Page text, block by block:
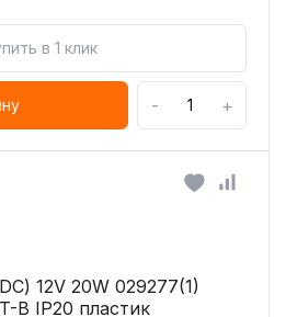
в 1 клик
- +
12V 20W 029277(1)
B IP20 пластик